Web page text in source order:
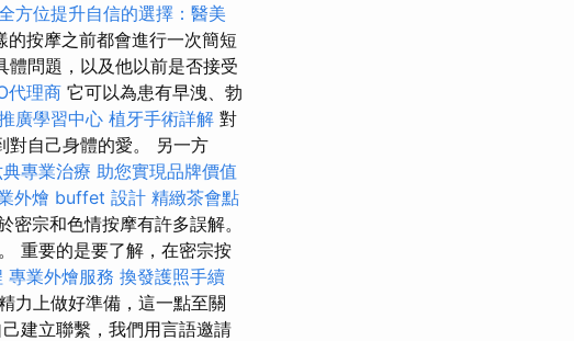
方位提升自信的選擇：醫美
的按摩之前都會進行一次簡短
體問題，以及他以前是否接受
代理商 它可以為患有早洩、勃
廣學習中心 植牙手術詳解 對
對自己身體的愛。 另一方
典專業治療 助您實現品牌價值
外燴 buffet 設計 精緻茶會點
密宗和色情按摩有許多誤解。
重要的是要了解，在密宗按
專業外燴服務 換發護照手續
力上做好準備，這一點至關
建立聯繫，我們用言語邀請